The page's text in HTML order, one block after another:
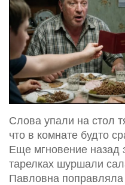
Слова упали на стол
что в комнате будто
Еще мгновение назад
тарелках шуршали
Павловна